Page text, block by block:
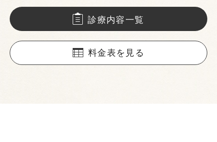
診療内容一覧
料金表を見る